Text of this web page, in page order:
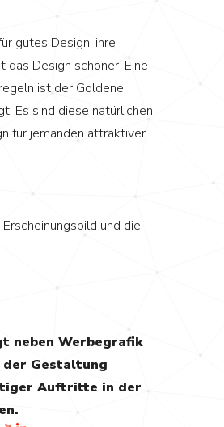
gutes Design, ihre
Design schöner. Eine
ist der Goldene
Es sind diese natürlichen
für jemanden attraktiver
und die
neben Werbegrafik
Gestaltung
Auftritte in der